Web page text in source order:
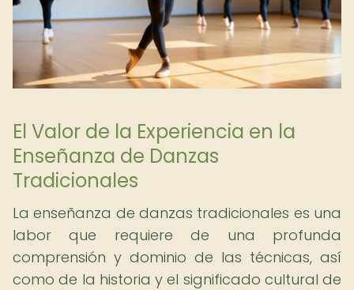
El Valor de la Experiencia en la
Enseñanza de Danzas
Tradicionales
La enseñanza de danzas tradicionales es una
labor que requiere de una profunda
comprensión y dominio de las técnicas, así
como de la historia y el significado cultural de